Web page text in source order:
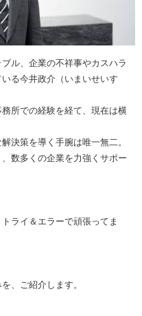
ル、企業の不祥事やカスハラ
る今井政介（いまいせいす
所での経験を経て、現在は横
決策を導く手腕は唯一無二。
数多くの企業を力強くサポー
ライ＆エラーで頑張ってま
、ご紹介します。